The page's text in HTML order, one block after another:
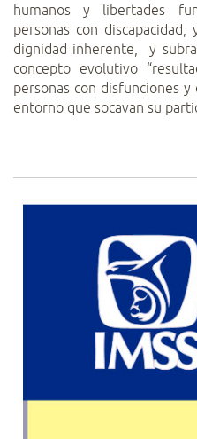
humanos y libertades
personas con
dignidad inherente,
y
concepto evolutivo
personas con disfunciones
entorno que socavan su